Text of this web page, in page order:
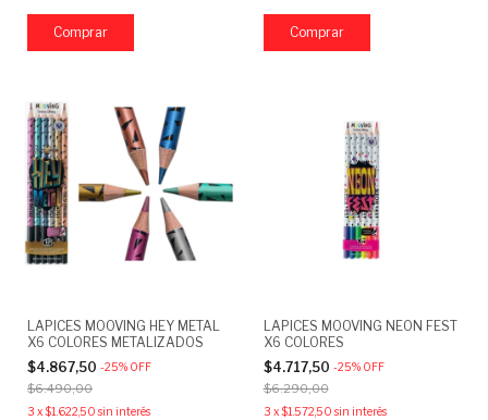
LAPICES MOOVING HEY METAL
X6 COLORES METALIZADOS
$4.867,50 -25% OFF
$6.490,00
3 x$1.622,50 sin interés
LAPICES MOOVING NEON FEST
X6 COLORES
$4.717,50 -25% OFF
$6.290,00
3 x$1.572,50 sin interés